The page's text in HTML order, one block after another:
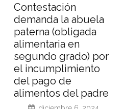
Contestación
demanda la abuela
paterna (obligada
alimentaria en
segundo grado) por
el incumplimiento
del pago de
alimentos del padre